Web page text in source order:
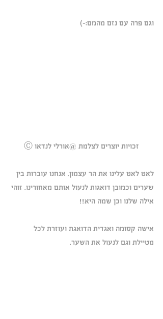
וגם פרה עם נזם מהמם:-)
Ⓒ זכויות יוצרים לצלמת @אורלי לנדאו
לאט לאט עלינו את הר עצמון. אנחנו עוברות בין
שערים וכמובן דואגות לנעול אותם מאחורינו. זוהי
אילה שלנו וכן שמה היא!!
אישה קסומה ואגדית הדואגת ועוזרת לכל
מטיילת וגם לנעול את השער.